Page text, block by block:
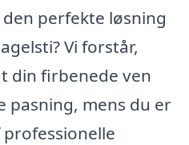
perfekte løsning
Vi forstår,
din firbenede ven
pasning, mens du er